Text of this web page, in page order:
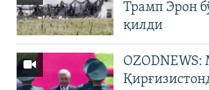
Трамп Эрон
қилди